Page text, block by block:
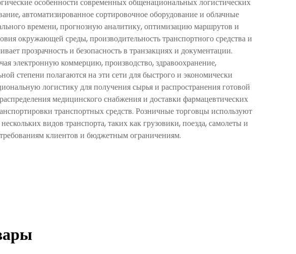
автоматизированное сортировочное оборудование и облачные
времени, прогнозную аналитику, оптимизацию маршрутов и
окружающей среды, производительность транспортного средства и
прозрачность и безопасность в транзакциях и документации.
электронную коммерцию, производство, здравоохранение,
степени полагаются на эти сети для быстрого и экономически
логистику для получения сырья и распространения готовой
медицинского снабжения и доставки фармацевтических
транспортных средств. Розничные торговцы используют
видов транспорта, таких как грузовики, поезда, самолеты и
клиентов и бюджетным ограничениям.